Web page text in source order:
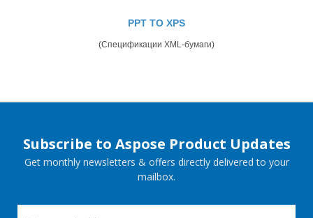
PPT TO XPS
(Спецификации XML-бумаги)
Subscribe to Aspose Product Updates
Get monthly newsletters & offers directly delivered to your
mailbox.